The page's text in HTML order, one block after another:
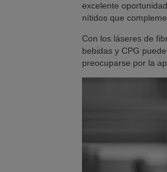
excelente
nítidos que
Con los láseres de
bebidas y CPG
preocuparse por la